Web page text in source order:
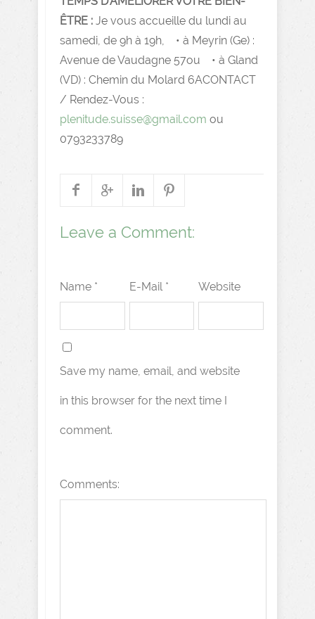
ÊTRE : Je vous accueille du lundi au
samedi, de 9h à 19h, • à Meyrin (Ge) :
Avenue de Vaudagne 57ou • à Gland
(VD) : Chemin du Molard 6ACONTACT
/ Rendez-Vous :
plenitude.suisse@gmail.com ou
0793233789
Leave a Comment:
Name * E-Mail * Website
Save my name, email, and website
in this browser for the next time I
comment.
Comments: